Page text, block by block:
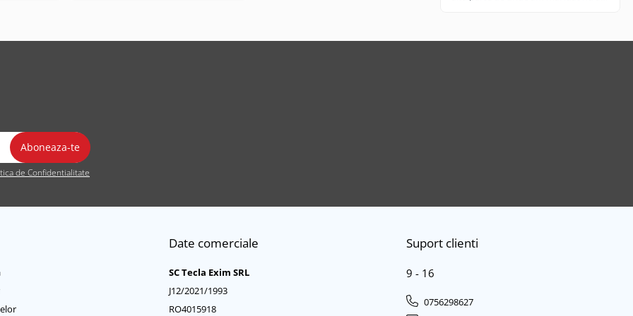
de Confidentialitate
Date comerciale
SC Tecla Exim SRL
J12/2021/1993
RO4015918
Suport clienti
9 - 16
0756298627